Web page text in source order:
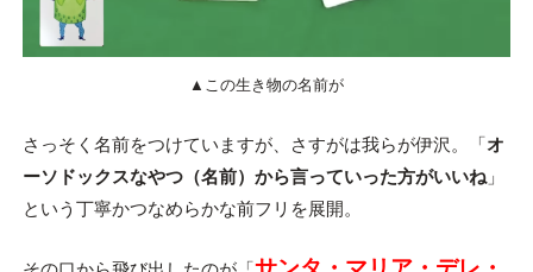
▲この生き物の名前が
さっそく名前をつけていますが、さすがは我らが伊沢。「オ
ーソドックスなやつ（名前）から言っていった方がいいね」
という丁寧かつなめらかな前フリを展開。